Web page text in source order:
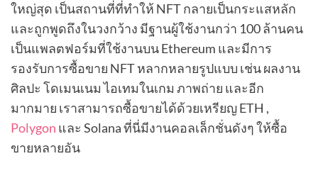
ใหญ่สุด เป็นสถานที่ที่ทำให้ NFT กลายเป็นกระแสหลัก
และถูกพูดถึงในวงกว้าง มีฐานผู้ใช้งานกว่า 100 ล้านคน
เป็นแพลตฟอร์มที่ใช้งานบน Ethereum และมีการ
รองรับการซื้อขาย NFT หลากหลายรูปแบบ เช่น ผลงาน
ศิลปะ โดเมนเนม ไอเทมในเกม ภาพถ่าย และอีก
มากมาย เราสามารถซื้อขายได้ด้วยเหรียญ ETH ,
Polygon และ Solana ที่นี่มีงานคอลเล็กชั่นดังๆ ให้ซื้อ
ขายหลายอัน